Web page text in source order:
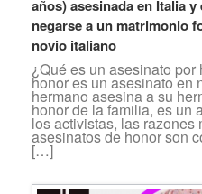
años) asesinada en Italia
negarse a un matrimonio
novio italiano
¿Qué es un asesinato
honor es un asesinato en
hermano asesina a su
honor de la familia, es un
los activistas, las razones
asesinatos de honor son
[…]